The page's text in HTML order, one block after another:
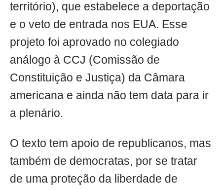
território), que estabelece a deportação
e o veto de entrada nos EUA. Esse
projeto foi aprovado no colegiado
análogo à CCJ (Comissão de
Constituição e Justiça) da Câmara
americana e ainda não tem data para ir
a plenário.
O texto tem apoio de republicanos, mas
também de democratas, por se tratar
de uma proteção da liberdade de